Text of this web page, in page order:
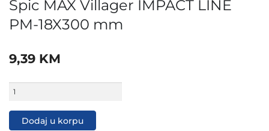
Spic MAX Villager IMPACT LINE
PM-18X300 mm
9,39 KM
MAX
IMPACT
LINEDodaj u korpu